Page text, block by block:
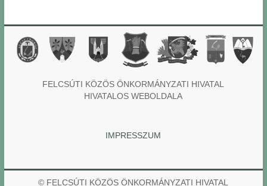
FELCSÚTI KÖZÖS ÖNKORMÁNYZATI HIVATAL
HIVATALOS WEBOLDALA
IMPRESSZUM
© FELCSÚTI KÖZÖS ÖNKORMÁNYZATI HIVATAL